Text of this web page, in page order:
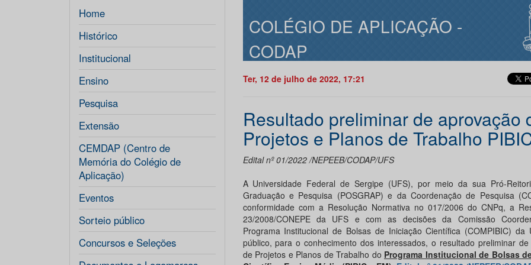
Home
Histórico
Institucional
Ensino
Pesquisa
Extensão
CEMDAP (Centro de
Memória do Colégio de
Aplicação)
Eventos
Sorteio público
Concursos e Seleções
COLÉGIO DE APLICAÇÃO -
CODAP
Ter, 12 de julho de 2022, 17:21
Resultado preliminar de aprovação
Projetos e Planos de Trabalho
Edital nº 01/2022 /NEPEEB/CODAP/UFS
A Universidade Federal de Sergipe (UFS), por meio da sua Pró-
Graduação e Pesquisa (POSGRAP) e da Coordenação de Pesquisa
conformidade com a Resolução Normativa no 017/2006 do CNPq, a
23/2008/CONEPE da UFS e com as decisões da Comissão
Programa Institucional de Bolsas de Iniciação Científica (COMPIBIC) da
público, para o conhecimento dos interessados, o resultado preliminar de
de Projetos e Planos de Trabalho do Programa Institucional de Bolsas